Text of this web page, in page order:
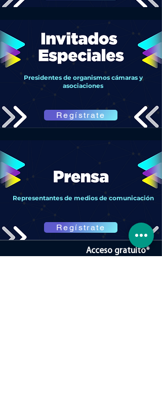
Presidentes de organismos cámaras y
asociaciones
Regístrate
Representantes de medios de comunicación
Regístrate
Acceso gratuito*